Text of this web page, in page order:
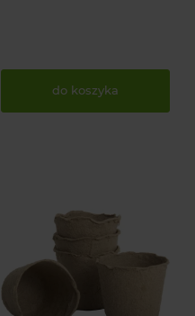
do koszyka